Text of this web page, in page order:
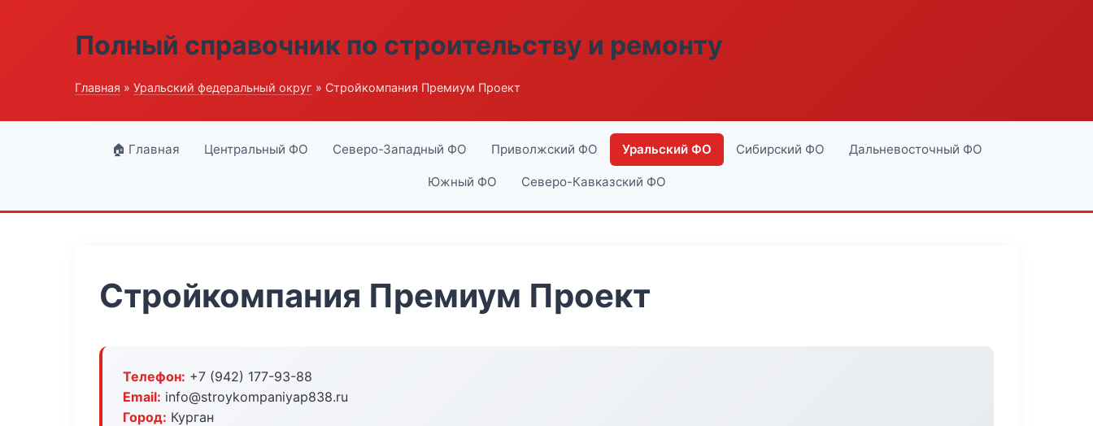
Полный справочник по строительству и ремонту
Главная » Уральский федеральный округ » Стройкомпания Премиум Проект
🏠 Главная Центральный ФО Северо-Западный ФО Приволжский ФО Уральский ФО Сибирский ФО Дальневосточный ФО
Южный ФО Северо-Кавказский ФО
Стройкомпания Премиум Проект
Телефон: +7 (942) 177-93-88
Email: info@stroykompaniyap838.ru
Город: Курган